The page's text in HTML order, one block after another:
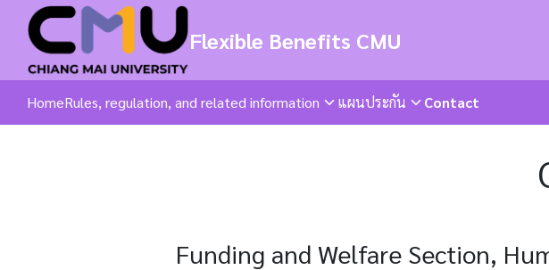
content
Flexible Benefits CMU
HomeRules, regulation, and related information แผนประกัน Contact
Funding and Welfare Section,